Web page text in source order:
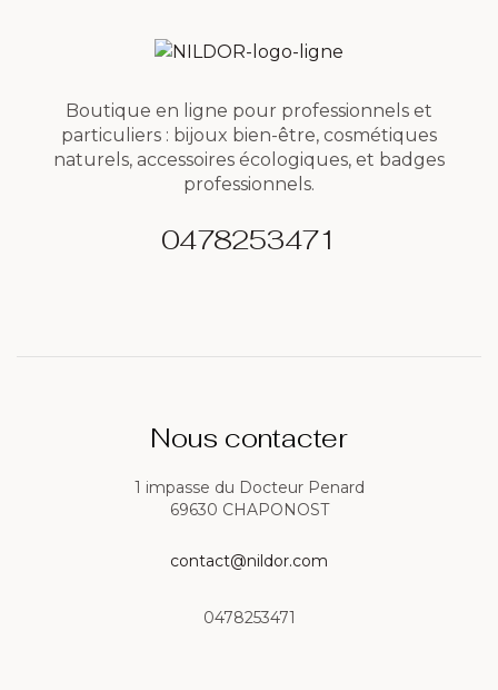
Boutique en ligne pour professionnels et
particuliers : bijoux bien-être, cosmétiques
naturels, accessoires écologiques, et badges
professionnels.
0478253471
Nous contacter
1 impasse du Docteur Penard
69630 CHAPONOST
contact@nildor.com
0478253471